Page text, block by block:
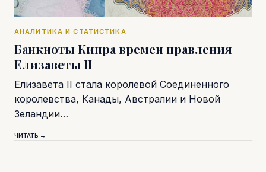
АНАЛИТИКА И СТАТИСТИКА
Банкноты Кипра времен правления
Елизаветы II
Елизавета II стала королевой Соединенного
королевства, Канады, Австралии и Новой
Зеландии…
ЧИТАТЬ →